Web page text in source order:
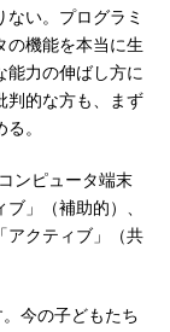
い。プログラミ
の機能を本当に生
能力の伸ばし方に
判的な方も、まず
。
ンピュータ端末
」（補助的）、
アクティブ」（共
今の子どもたち